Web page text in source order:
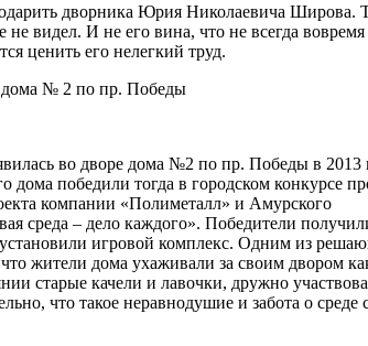
дворника Юрия Николаевича Широва.
видел. И не его вина, что не всегда
ценить его нелегкий труд.
дома № 2 по пр. Победы
во дворе дома №2 по пр. Победы в 2013
дома победили тогда в городском конкурсе
компании «Полиметалл» и Амурского
среда – дело каждого». Победители
игровой комплекс. Одним из
жители дома ухаживали за своим двором
старые качели и лавочки, дружно
что такое неравнодушие и забота о среде